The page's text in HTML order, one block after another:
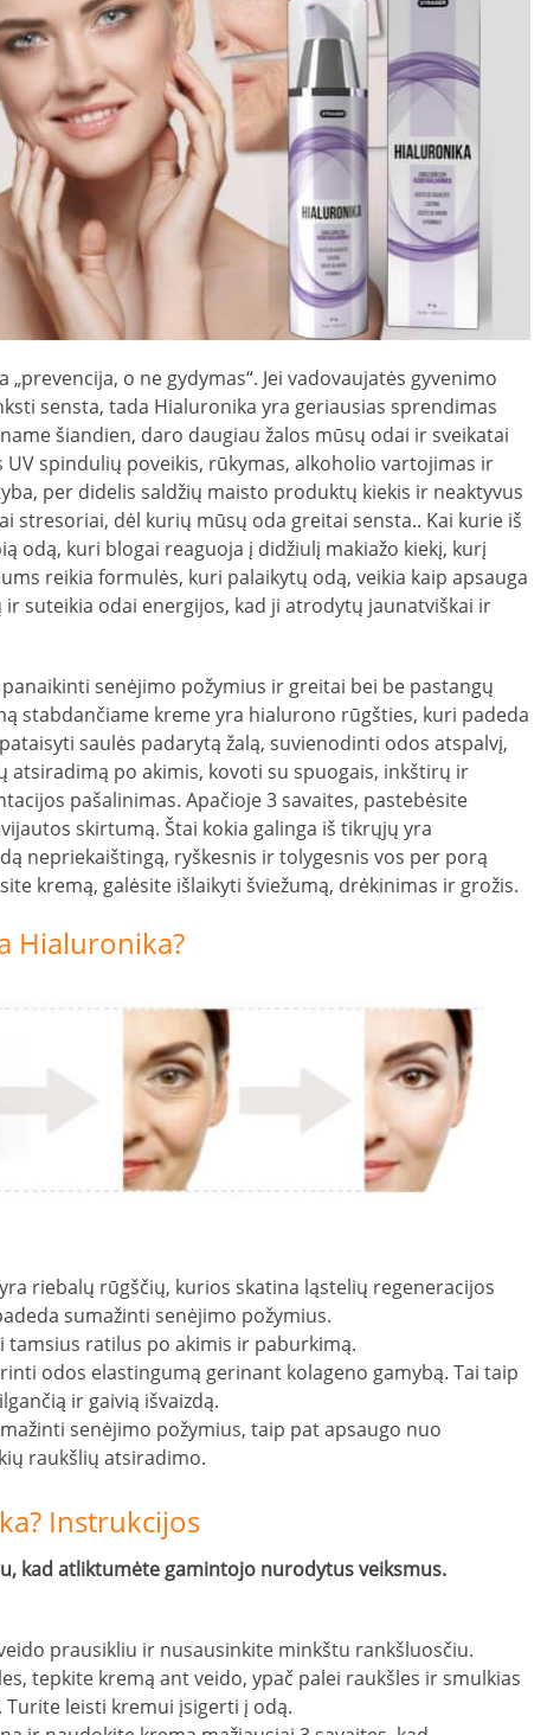
o ne gydymas“. Jei vadovaujatės gyvenimo
sensta, tada Hialuronika yra geriausias sprendimas
šiandien, daro daugiau žalos mūsų odai ir sveikatai
UV spindulių poveikis, rūkymas, alkoholio vartojimas ir
per didelis saldžių maisto produktų kiekis ir neaktyvus
stresoriai, dėl kurių mūsų oda greitai sensta.. Kai kurie iš
odą, kuri blogai reaguoja į didžiulį makiažo kiekį, kurį
reikia formulės, kuri palaikytų odą, veikia kaip apsauga
suteikia odai energijos, kad ji atrodytų jaunatviškai ir
senėjimo požymius ir greitai bei be pastangų
stabdančiame kreme yra hialurono rūgšties, kuri padeda
saulės padarytą žalą, suvienodinti odos atspalvį,
atsiradimą po akimis, kovoti su spuogais, inkštirų ir
pašalinimas. Apačioje 3 savaites, pastebėsite
skirtumą. Štai kokia galinga iš tikrųjų yra
nepriekaištingą, ryškesnis ir tolygesnis vos per porą
kremą, galėsite išlaikyti šviežumą, drėkinimas ir grožis.
Hialuronika?
riebalų rūgščių, kurios skatina ląstelių regeneracijos
sumažinti senėjimo požymius.
tamsius ratilus po akimis ir paburkimą.
odos elastingumą gerinant kolageno gamybą. Tai taip
ir gaivią išvaizdą.
senėjimo požymius, taip pat apsaugo nuo
raukšlių atsiradimo.
Instrukcijos
kad atliktumėte gamintojo nurodytus veiksmus.
prausikliu ir nusausinkite minkštu rankšluosčiu.
tepkite kremą ant veido, ypač palei raukšles ir smulkias
leisti kremui įsigerti į odą.